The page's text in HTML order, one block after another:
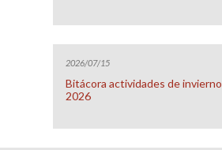
2026/07/15
Bitácora actividades de invierno
2026